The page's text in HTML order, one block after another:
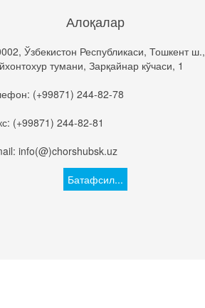
Алоқалар
Ўзбекистон Республикаси, Тошкент ш.,
тумани, Зарқайнар кўчаси, 1
(+99871) 244-82-78
(+99871) 244-82-81
info(@)chorshubsk.uz
Батафсил...